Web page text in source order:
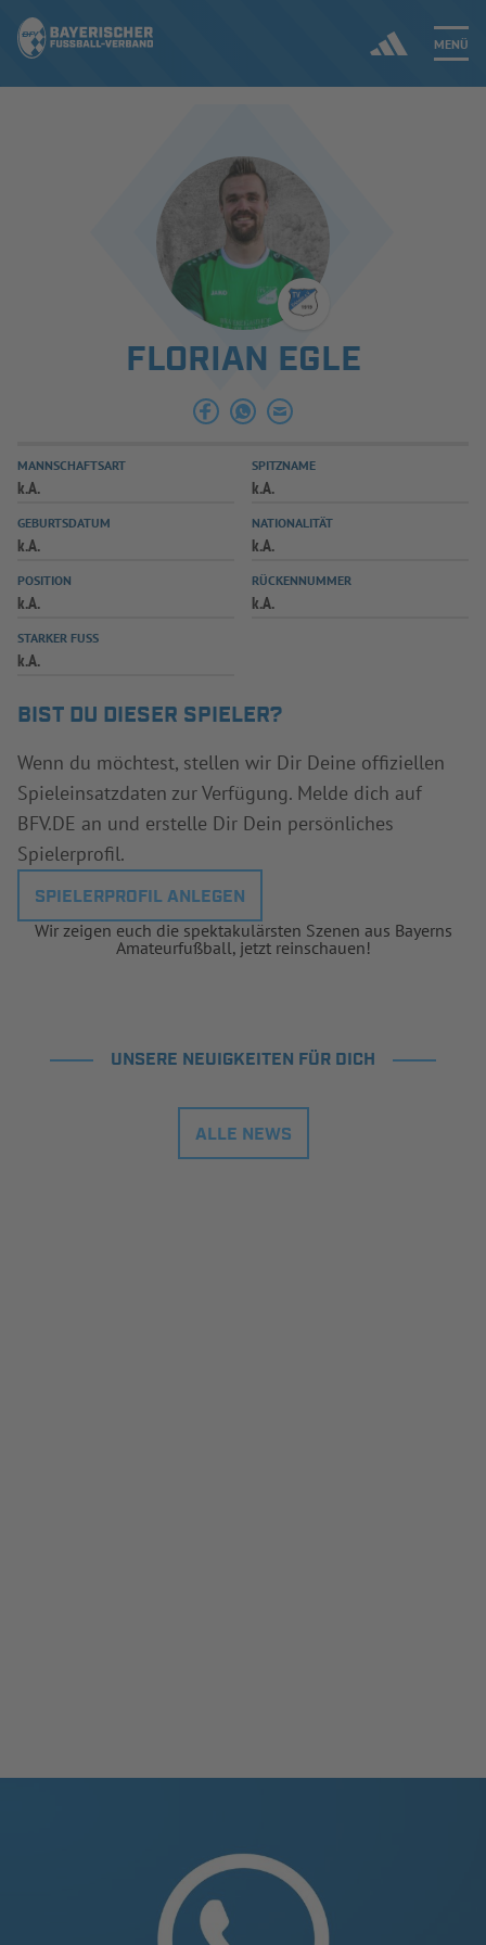
MENÜ
ERGEBNISSE & WETTBEWERBE
SPIELBETRIEB & VERBANDSLEBEN
AUSBILDUNG & FÖRDERUNG
SPIELPLUS
FLORIAN EGLE
MANNSCHAFTSART
k.A.
SPITZNAME
k.A.
GEBURTSDATUM
k.A.
NATIONALITÄT
k.A.
POSITION
k.A.
RÜCKENNUMMER
k.A.
STARKER FUSS
k.A.
BIST DU DIESER SPIELER?
Wenn du möchtest, stellen wir Dir Deine offiziellen
Spieleinsatzdaten zur Verfügung. Melde dich auf
BFV.DE an und erstelle Dir Dein persönliches
Spielerprofil.
SPIELERPROFIL ANLEGEN
Wir zeigen euch die spektakulärsten Szenen aus Bayerns
Amateurfußball, jetzt reinschauen!
UNSERE NEUIGKEITEN FÜR DICH
ALLE NEWS